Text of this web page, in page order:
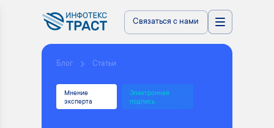
Связаться с нами
Блог Статьи
Мнение
эксперта
Электронная
подпись